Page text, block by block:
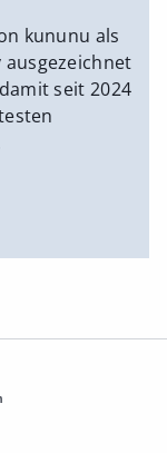
kununu als
ausgezeichnet
seit 2024